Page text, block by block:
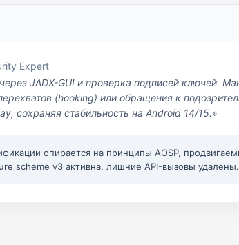
Expert
JADX-GUI и проверка подписей ключей.
(hooking) или обращения к
сохраняя стабильность на Android 14/15.»
опирается на принципы AOSP,
scheme v3 активна, лишние API-вызовы удалены.